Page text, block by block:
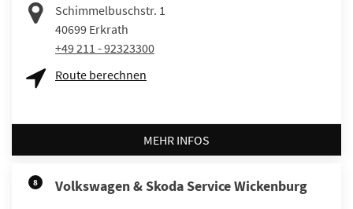
Schimmelbuschstr. 1
40699 Erkrath
+49 211 - 92323300
Route berechnen
MEHR INFOS
8 Volkswagen & Skoda Service Wickenburg